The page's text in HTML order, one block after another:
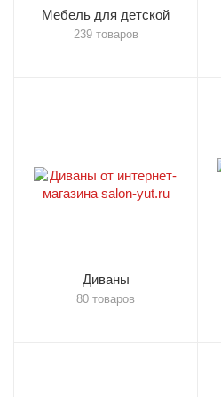
Мебель для детской
239 товаров
Диваны
80 товаров